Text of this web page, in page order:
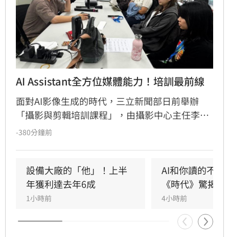
AI Assistant全方位媒體能力！培訓最前線
面對AI影像生成的時代，三立新聞部日前舉辦
「攝影與剪輯培訓課程」，由攝影中心主任李東
益率專業團隊，帶領AI Assistant培訓生深入新聞
核心競爭力。透過實地拍攝演練、作品講評及業
界剪輯系統實作，引導學員從鏡位設計到後製節
奏掌握，建立完整的影音製作觀念。三立新聞部
藉由產學合作，結合AI科技與媒體實務，致力培
育兼具數位應用與新聞專業的跨域人才，協助學
-380分鐘前
設備大廠的「他」！上半
年獲利達去年6成
1小時前
AI和你讀的不同
《時代》驚揭1
4小時前